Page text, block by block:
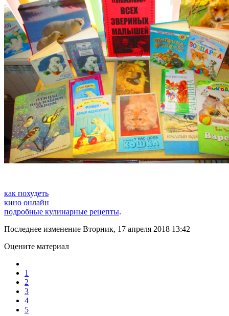
как похудеть
кино онлайн
подробные кулинарные рецепты.
Последнее изменение Вторник, 17 апреля 2018 13:42
Оцените материал
1
2
3
4
5